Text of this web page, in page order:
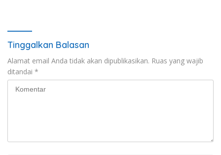
Tinggalkan Balasan
Alamat email Anda tidak akan dipublikasikan. Ruas yang wajib
ditandai *